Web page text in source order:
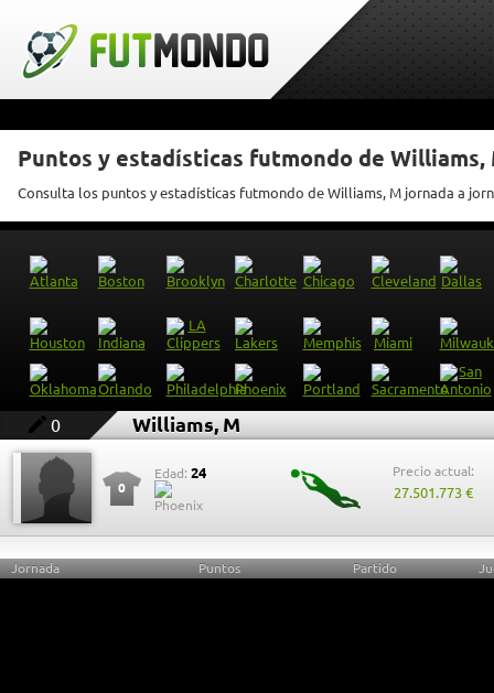
Puntos y estadísticas futmondo de Williams,
Consulta los puntos y estadísticas futmondo de Williams, M jornada a
0 Williams, M
0
Edad: 24 Precio actual:
27.501.773 €
Jornada Puntos Partido